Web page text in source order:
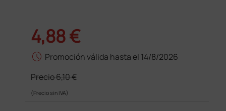
4,88 €
schedule Promoción válida hasta el 14/8/2026
Precio6,10 €
(Precio sin IVA)